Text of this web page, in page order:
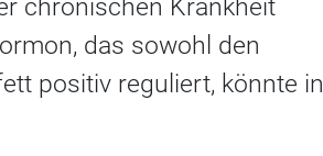
chronischen Krankheit
das sowohl den
positiv reguliert, könnte in